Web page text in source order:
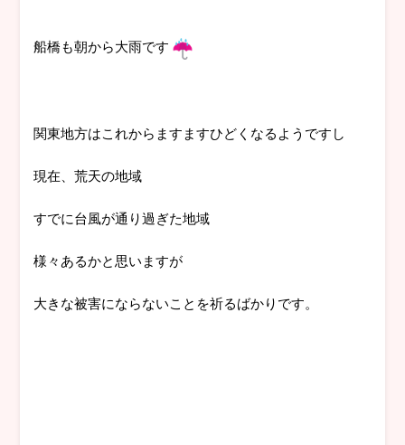
船橋も朝から大雨です
関東地方はこれからますますひどくなるようですし
現在、荒天の地域
すでに台風が通り過ぎた地域
様々あるかと思いますが
大きな被害にならないことを祈るばかりです。